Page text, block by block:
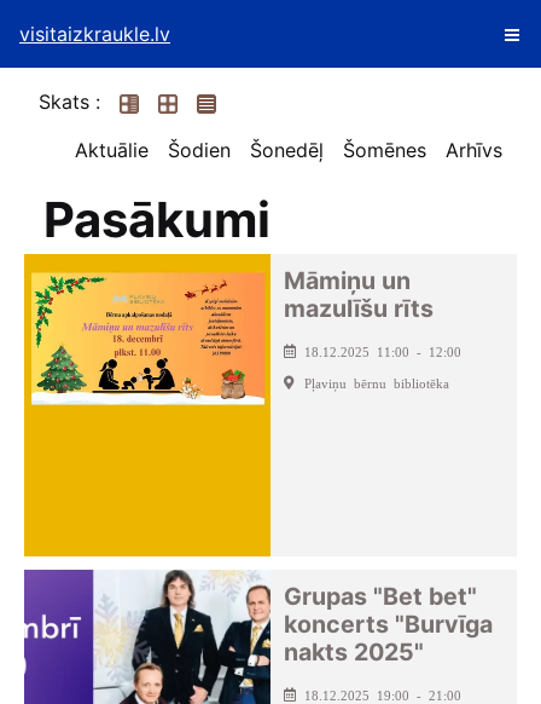
visitaizkraukle.lv
Skats :
Aktuālie
Šodien Šonedēļ Šomēnes Arhīvs
Pasākumi
Māmiņu un
mazulīšu rīts
18.12.2025 11:00 - 12:00
Pļaviņu bērnu bibliotēka
Grupas "Bet bet"
koncerts "Burvīga
nakts 2025"
18.12.2025 19:00 - 21:00